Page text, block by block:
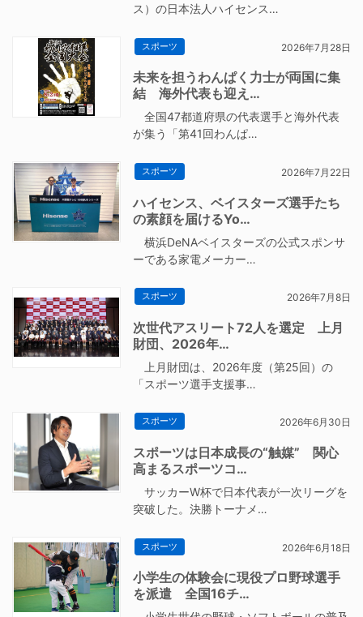
ス）の日本法人ハイセンス…
スポーツ 2026年7月28日
未来を担うわんぱく力士が両国に集
結 海外代表も迎え…
全国47都道府県の代表選手と海外代表
が集う「第41回わんぱ…
スポーツ 2026年7月22日
ハイセンス、ベイスターズ選手たち
の素顔を届けるYo…
横浜DeNAベイスターズの公式スポンサ
ーである家電メーカー…
スポーツ 2026年7月8日
次世代アスリート72人を選定 上月
財団、2026年…
上月財団は、2026年度（第25回）の
「スポーツ選手支援事…
スポーツ 2026年6月30日
スポーツは日本成長の“触媒” 関心
高まるスポーツコ…
サッカーW杯で日本代表が一次リーグを
突破した。決勝トーナメ…
スポーツ 2026年6月18日
小学生の体験会に現役プロ野球選手
を派遣 全国16チ…